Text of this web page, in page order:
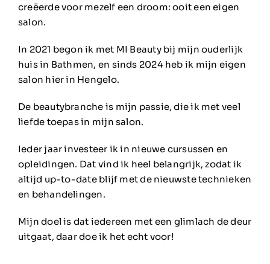
creëerde voor mezelf een droom: ooit een eigen
salon.
In 2021 begon ik met MI Beauty bij mijn ouderlijk
huis in Bathmen, en sinds 2024 heb ik mijn eigen
salon hier in Hengelo.
De beautybranche is mijn passie, die ik met veel
liefde toepas in mijn salon.
Ieder jaar investeer ik in nieuwe cursussen en
opleidingen. Dat vind ik heel belangrijk, zodat ik
altijd up-to-date blijf met de nieuwste technieken
en behandelingen.
Mijn doel is dat iedereen met een glimlach de deur
uitgaat, daar doe ik het echt voor!